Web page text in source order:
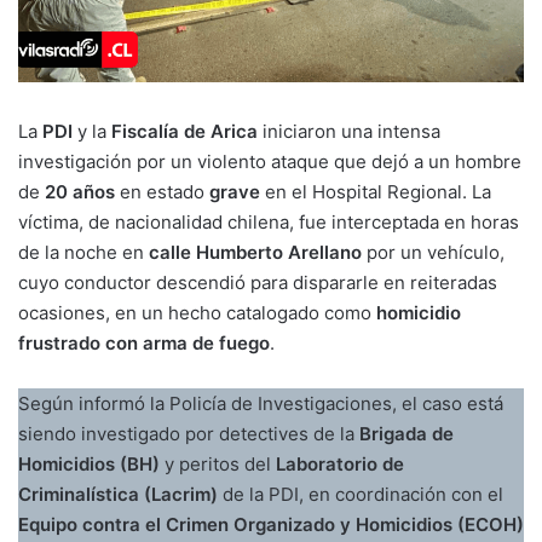
La PDI y la Fiscalía de Arica iniciaron una intensa
investigación por un violento ataque que dejó a un hombre
de 20 años en estado grave en el Hospital Regional. La
víctima, de nacionalidad chilena, fue interceptada en horas
de la noche en calle Humberto Arellano por un vehículo,
cuyo conductor descendió para dispararle en reiteradas
ocasiones, en un hecho catalogado como homicidio
frustrado con arma de fuego.
Según informó la Policía de Investigaciones, el caso está
siendo investigado por detectives de la Brigada de
Homicidios (BH) y peritos del Laboratorio de
Criminalística (Lacrim) de la PDI, en coordinación con el
Equipo contra el Crimen Organizado y Homicidios (ECOH)